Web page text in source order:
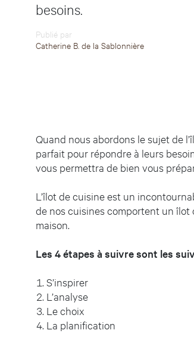
besoins.
Publié par
Catherine B. de la Sablonnière
Quand nous abordons le sujet de
parfait pour répondre à leurs
vous permettra de bien vous
L’îlot de cuisine est un
de nos cuisines comportent un
maison.
Les 4 étapes à suivre sont les
S’inspirer
L’analyse
Le choix
La planification